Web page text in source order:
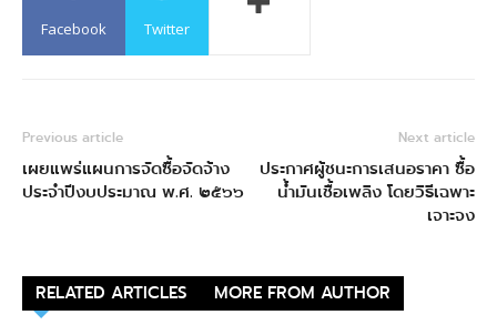
Facebook Twitter
Previous article
เผยแพร่แผนการจัดซื้อจัดจ้าง
ประจำปีงบประมาณ พ.ศ. ๒๕๖๖
Next article
ประกาศผู้ชนะการเสนอราคา ซื้อ
น้ำมันเชื้อเพลิง โดยวิธีเฉพาะ
เจาะจง
RELATED ARTICLES MORE FROM AUTHOR